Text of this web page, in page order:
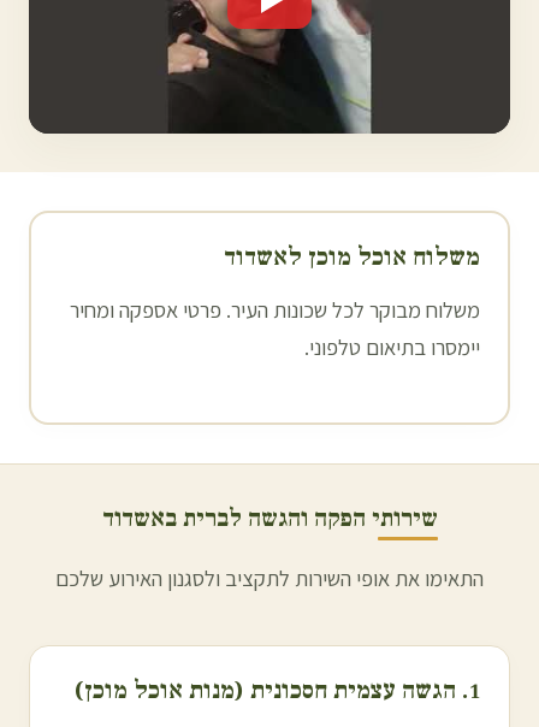
משלוח אוכל מוכן לאשדוד
משלוח מבוקר לכל שכונות העיר. פרטי אספקה ומחיר
יימסרו בתיאום טלפוני.
שירותי הפקה והגשה לברית באשדוד
התאימו את אופי השירות לתקציב ולסגנון האירוע שלכם
1. הגשה עצמית חסכונית (מנות אוכל מוכן)